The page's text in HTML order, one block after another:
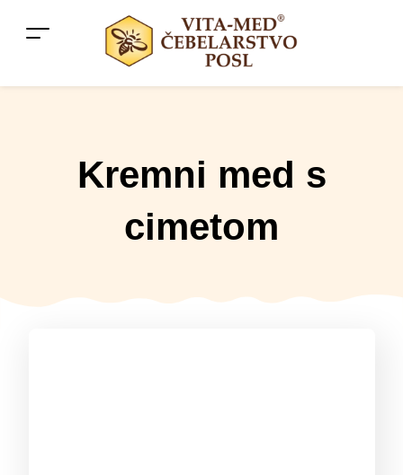
Kremni med s
cimetom